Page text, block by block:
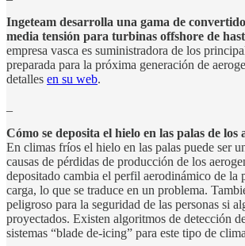
Ingeteam desarrolla una gama de
media tensión para turbinas offshore de
empresa vasca es suministradora de los
preparada para la próxima generación de
detalles en su web.
Cómo se deposita el hielo en las palas de los
En climas fríos el hielo en las palas puede ser
causas de pérdidas de producción de los
depositado cambia el perfil aerodinámico de la
carga, lo que se traduce en un problema.
peligroso para la seguridad de las personas si
proyectados. Existen algoritmos de detección
sistemas “blade de-icing” para este tipo de